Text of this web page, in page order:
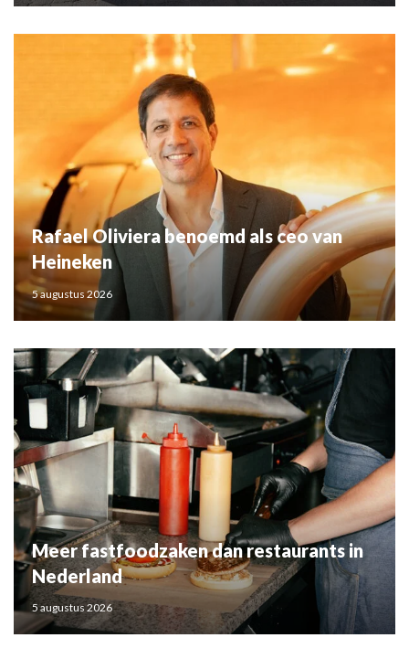
Rafael Oliviera benoemd als ceo van
Heineken
5 augustus 2026
Meer fastfoodzaken dan restaurants in
Nederland
5 augustus 2026